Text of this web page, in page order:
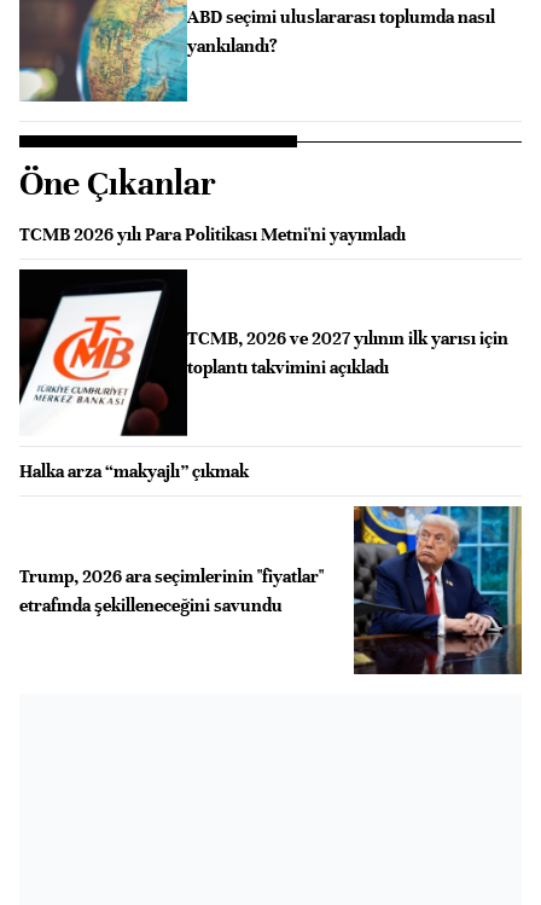
ABD seçimi uluslararası toplumda nasıl
yankılandı?
Öne Çıkanlar
TCMB 2026 yılı Para Politikası Metni'ni yayımladı
TCMB, 2026 ve 2027 yılının ilk yarısı için
toplantı takvimini açıkladı
Halka arza “makyajlı” çıkmak
Trump, 2026 ara seçimlerinin "fiyatlar"
etrafında şekilleneceğini savundu